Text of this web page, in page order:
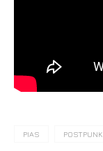
PIAS POSTPUNK